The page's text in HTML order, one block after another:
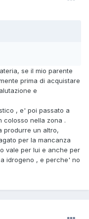
se il mio parente
prima di acquistare
e
, e' poi passato a
colosso nella zona .
produrre un altro,
per la mancanza
vale per lui e anche per
idrogeno , e perche' no